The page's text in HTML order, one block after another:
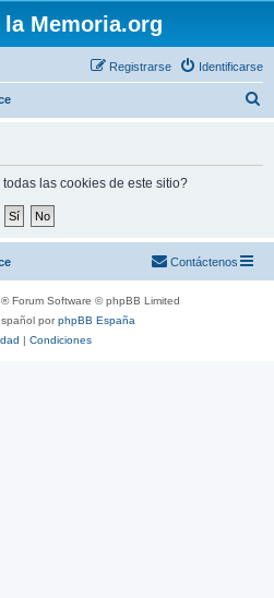
la Memoria.org
Identificarse
Registrarse
las cookies de este sitio?
Contáctenos
® Forum Software © phpBB Limited
porphpBB España
| Condiciones